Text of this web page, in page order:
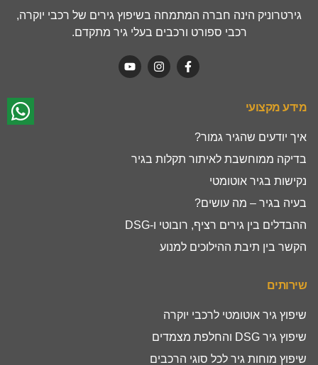
גירטרוניק הינה חברה המתמחה בשיפוץ גירים של רכבי יוקרה,
רכבי ספורט ורכבים בעלי גיר מתקדם.
מידע מקצועי
איך יודעים שהגיר גמור?
בדיקה ממוחשבת לאיתור תקלות בגיר
נקישות בגיר אוטומטי
בעיה בגיר – מה עושים?
ההבדלים בין גירים רציף, רובוטי ו-DSG
הקשר בין תיבת ההילוכים למנוע
שירותים
שיפוץ גיר אוטומטי לרכבי יוקרה
שיפוץ גיר DSG והחלפת מצמדים
שיפוץ מוחות גיר לכל סוגי הרכבים